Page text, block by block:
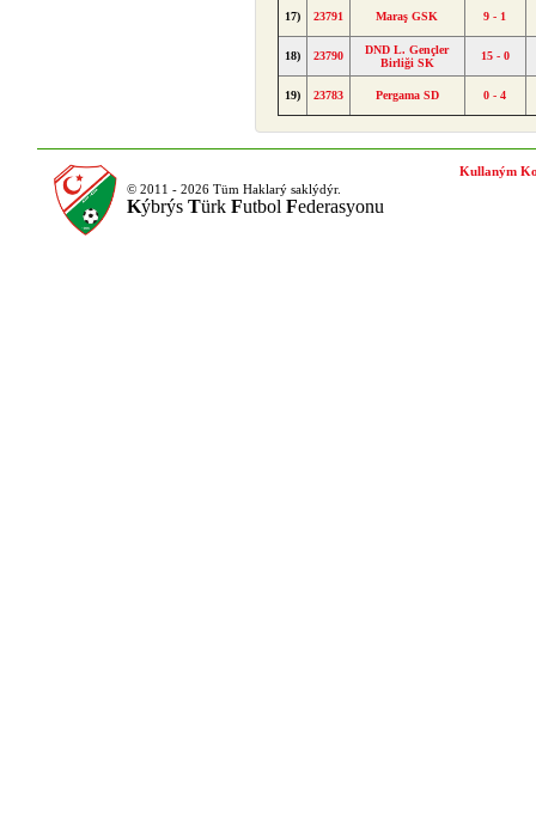
17) 23791 Maraş GSK 9 - 1
18) 23790
DND L. Gençler
Birliği SK
15 - 0
19) 23783 Pergama SD 0 - 4
© 2011 - 2026 Tüm Haklarý saklýdýr.
Kýbrýs Türk Futbol Federasyonu
Kullaným